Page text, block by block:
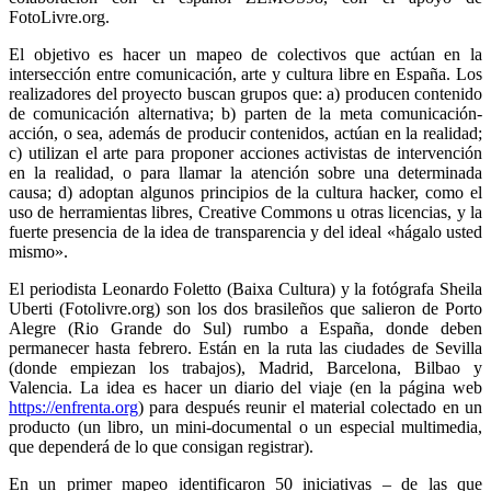
FotoLivre.org.
El objetivo es hacer un mapeo de colectivos que actúan en la
intersección entre comunicación, arte y cultura libre en España. Los
realizadores del proyecto buscan grupos que: a) producen contenido
de comunicación alternativa; b) parten de la meta comunicación-
acción, o sea, además de producir contenidos, actúan en la realidad;
c) utilizan el arte para proponer acciones activistas de intervención
en la realidad, o para llamar la atención sobre una determinada
causa; d) adoptan algunos principios de la cultura hacker, como el
uso de herramientas libres, Creative Commons u otras licencias, y la
fuerte presencia de la idea de transparencia y del ideal «hágalo usted
mismo».
El periodista Leonardo Foletto (Baixa Cultura) y la fotógrafa Sheila
Uberti (Fotolivre.org) son los dos brasileños que salieron de Porto
Alegre (Rio Grande do Sul) rumbo a España, donde deben
permanecer hasta febrero. Están en la ruta las ciudades de Sevilla
(donde empiezan los trabajos), Madrid, Barcelona, Bilbao y
Valencia. La idea es hacer un diario del viaje (en la página web
https://enfrenta.org) para después reunir el material colectado en un
producto (un libro, un mini-documental o un especial multimedia,
que dependerá de lo que consigan registrar).
En un primer mapeo identificaron 50 iniciativas – de las que